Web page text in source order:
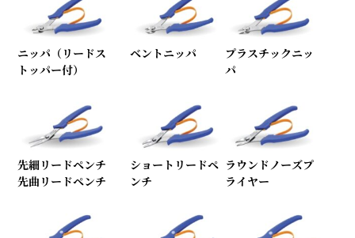
ニッパ（リードス
トッパー付）
ベントニッパ
プラスチックニッ
パ
先細リードペンチ
先曲リードペンチ
ショートリードペ
ンチ
ラウンドノーズプ
ライヤー